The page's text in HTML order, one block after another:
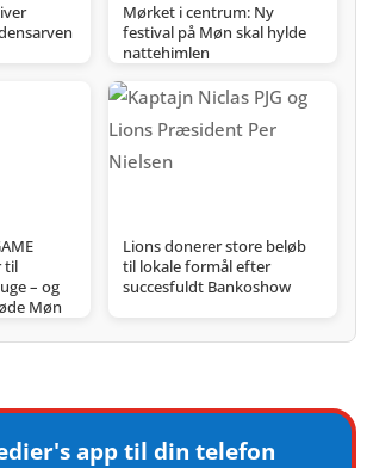
Mørket i centrum: Ny
festival på Møn skal hylde
nattehimlen
til
– og
Møn
Lions donerer store beløb
til lokale formål efter
succesfuldt Bankoshow
app til din telefon